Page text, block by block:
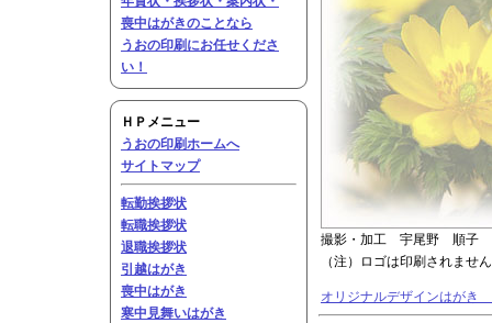
撮影・加工 宇尾野 順子
（注）ロゴは印刷されませ
オリジナルデザインはがき
喪中はがきのことなら
うおの印刷にお任せくださ
い！
ＨＰメニュー
うおの印刷ホームへ
サイトマップ
転勤挨拶状
転職挨拶状
退職挨拶状
引越はがき
喪中はがき
寒中見舞いはがき